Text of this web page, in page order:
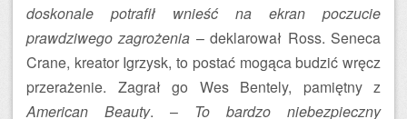
doskonale potrafił wnieść na ekran poczucie
prawdziwego zagrożenia – deklarował Ross. Seneca
Crane, kreator Igrzysk, to postać mogąca budzić wręcz
przerażenie. Zagrał go Wes Bentely, pamiętny z
American Beauty. – To bardzo niebezpieczny